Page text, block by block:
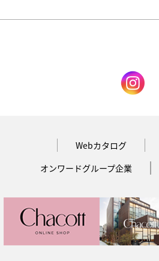
Webカタログ
オンワードグループ企業